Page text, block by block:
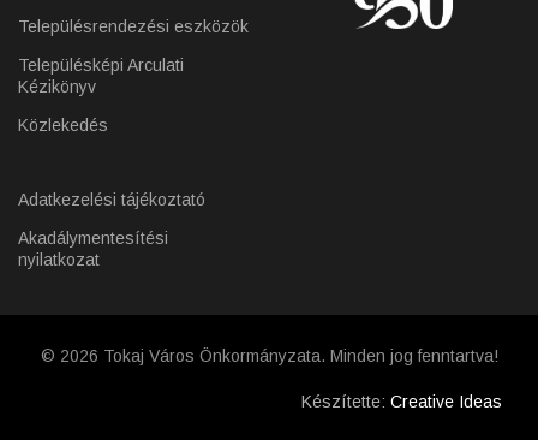
Településrendezési eszközök
Településképi Arculati
Kézikönyv
Közlekedés
Adatkezelési tájékoztató
Akadálymentesítési
nyilatkozat
© 2026 Tokaj Város Önkormányzata. Minden jog fenntartva!
Készítette: Creative Ideas